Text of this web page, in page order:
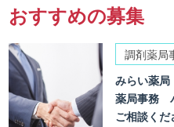
おすすめの募集
調剤薬局
みらい薬局
薬局事務
ご相談く